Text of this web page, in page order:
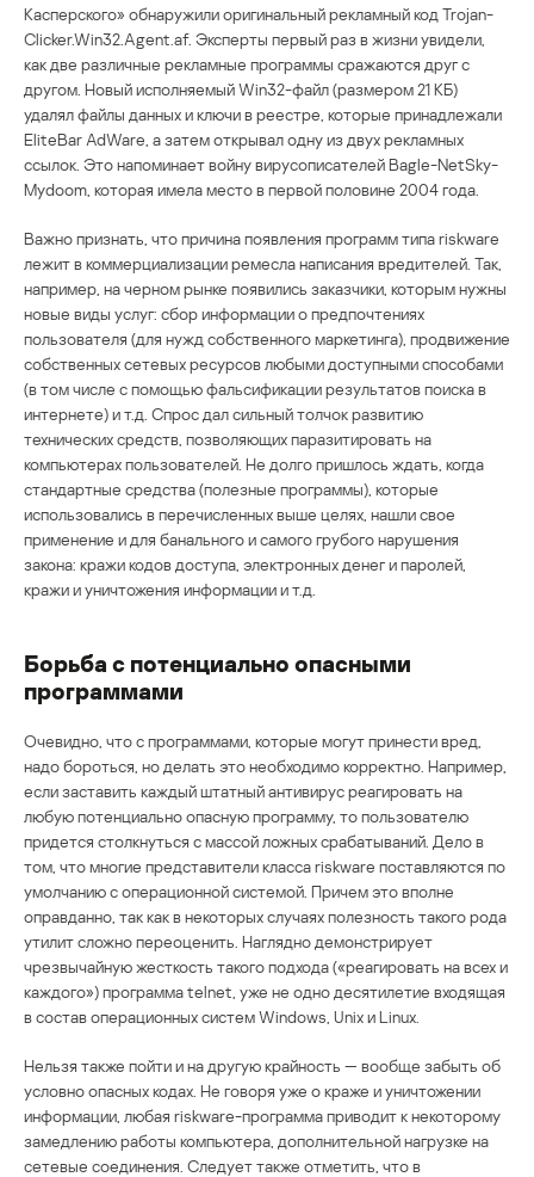
Касперского» обнаружили оригинальный рекламный код Trojan-
Clicker.Win32.Agent.af. Эксперты первый раз в жизни увидели,
как две различные рекламные программы сражаются друг с
другом. Новый исполняемый Win32-файл (размером 21 КБ)
удалял файлы данных и ключи в реестре, которые принадлежали
EliteBar AdWare, а затем открывал одну из двух рекламных
ссылок. Это напоминает войну вирусописателей Bagle-NetSky-
Mydoom, которая имела место в первой половине 2004 года.
Важно признать, что причина появления программ типа riskware
лежит в коммерциализации ремесла написания вредителей. Так,
например, на черном рынке появились заказчики, которым нужны
новые виды услуг: сбор информации о предпочтениях
пользователя (для нужд собственного маркетинга), продвижение
собственных сетевых ресурсов любыми доступными способами
(в том числе с помощью фальсификации результатов поиска в
интернете) и т.д. Спрос дал сильный толчок развитию
технических средств, позволяющих паразитировать на
компьютерах пользователей. Не долго пришлось ждать, когда
стандартные средства (полезные программы), которые
использовались в перечисленных выше целях, нашли свое
применение и для банального и самого грубого нарушения
закона: кражи кодов доступа, электронных денег и паролей,
кражи и уничтожения информации и т.д.
Борьба с потенциально опасными
программами
Очевидно, что с программами, которые могут принести вред,
надо бороться, но делать это необходимо корректно. Например,
если заставить каждый штатный антивирус реагировать на
любую потенциально опасную программу, то пользователю
придется столкнуться с массой ложных срабатываний. Дело в
том, что многие представители класса riskware поставляются по
умолчанию с операционной системой. Причем это вполне
оправданно, так как в некоторых случаях полезность такого рода
утилит сложно переоценить. Наглядно демонстрирует
чрезвычайную жесткость такого подхода («реагировать на всех и
каждого») программа telnet, уже не одно десятилетие входящая
в состав операционных систем Windows, Unix и Linux.
Нельзя также пойти и на другую крайность — вообще забыть об
условно опасных кодах. Не говоря уже о краже и уничтожении
информации, любая riskware-программа приводит к некоторому
замедлению работы компьютера, дополнительной нагрузке на
сетевые соединения. Следует также отметить, что в